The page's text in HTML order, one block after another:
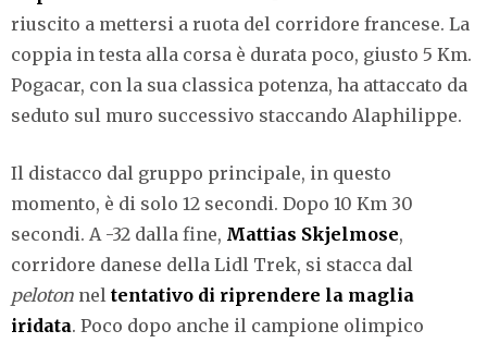
riuscito a mettersi a ruota del corridore francese. La
coppia in testa alla corsa è durata poco, giusto 5 Km.
Pogacar, con la sua classica potenza, ha attaccato da
seduto sul muro successivo staccando Alaphilippe.
Il distacco dal gruppo principale, in questo
momento, è di solo 12 secondi. Dopo 10 Km 30
secondi. A -32 dalla fine, Mattias Skjelmose,
corridore danese della Lidl Trek, si stacca dal
peloton nel tentativo di riprendere la maglia
iridata. Poco dopo anche il campione olimpico